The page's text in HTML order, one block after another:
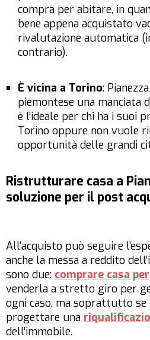
compra per abitare, in
bene appena acquistato
rivalutazione automatica
contrario).
È vicina a Torino:
piemontese una manciata
è l’ideale per chi ha i suoi
Torino oppure non vuole
opportunità delle grandi
Ristrutturare casa a
soluzione per il post
All’acquisto può seguire
anche la messa a reddito
sono due: comprare casa
venderla a stretto giro per
ogni caso, ma soprattutto se
progettare una
dell’immobile.